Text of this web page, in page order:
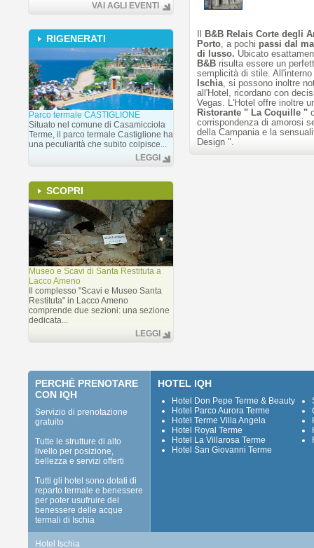
B&B Relais Corte degli
Porto, a pochi passi dal
di lusso. Ubicato
B&B risulta essere un
semplicità di stile.
Ischia, si possono inoltre
all'Hotel, ricordano con
Vegas. L'Hotel offre inoltre
Ristorante " La Coquille "
corrispondenza di amorosi
della Campania e la
Design ".
VAI AGLI EVENTI
RIGENERATI
Parco termale CASTIGLIONE
Situato nel comune di Casamicciola
Terme, il parco termale Castiglione ha
una peculiarità che subito colpisce...
LEGGI
SCOPRI
Museo e Scavi di Santa Restituta a
Lacco Ameno
Il complesso "Scavi e Museo Santa
Restituta" in Lacco Ameno
comprende due sezioni: una sezione
dedicata...
LEGGI
PERCHÈ PRENOTARE
CON IQH
Servizio di prenotazione
gratuito
Tutte le strutture di alto
livello per posizione,
bellezza e servizi offerti
Tutti gli hotel sono dotati di
reparto termale e benessere
per poter usufruire del
benessere delle acque
termali di Ischia
HOTEL IQH
Hotel Don Pepe Terme & Beauty
Hotel Parco Aurora Terme
Hotel Terme Villa Angela
Hotel Royal Terme
Hotel La Villarosa Terme
Hotel San Giovanni Terme
Hotel Ischia